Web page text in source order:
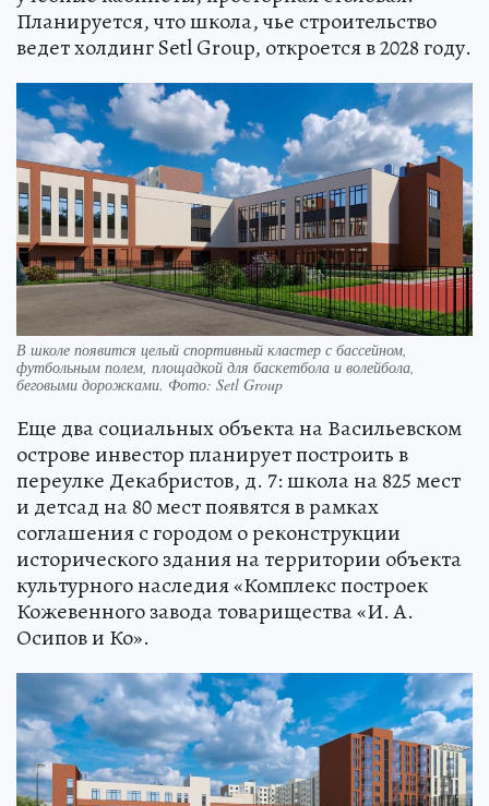
Планируется, что школа, чье строительство
ведет холдинг Setl Group, откроется в 2028 году.
В школе появится целый спортивный кластер с бассейном,
футбольным полем, площадкой для баскетбола и волейбола,
беговыми дорожками. Фото: Setl Group
Еще два социальных объекта на Васильевском
острове инвестор планирует построить в
переулке Декабристов, д. 7: школа на 825 мест
и детсад на 80 мест появятся в рамках
соглашения с городом о реконструкции
исторического здания на территории объекта
культурного наследия «Комплекс построек
Кожевенного завода товарищества «И. А.
Осипов и Ко».